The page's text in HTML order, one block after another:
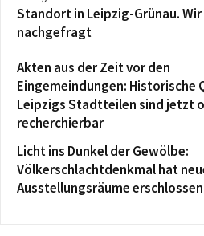
Standort in Leipzig-Grünau. Wir
nachgefragt
Akten aus der Zeit vor den
Eingemeindungen: Historische
Leipzigs Stadtteilen sind jetzt
recherchierbar
Licht ins Dunkel der Gewölbe:
Völkerschlachtdenkmal hat
Ausstellungsräume erschlossen